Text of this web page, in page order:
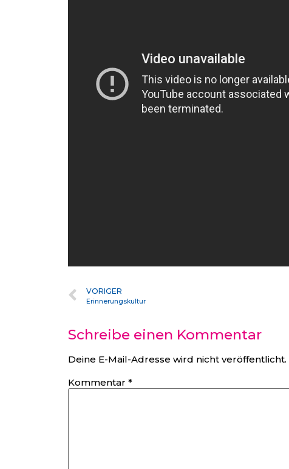
VORIGER
Erinnerungskultur
Schreibe einen Kommentar
Deine E-Mail-Adresse wird nicht veröffentlicht.
Kommentar *